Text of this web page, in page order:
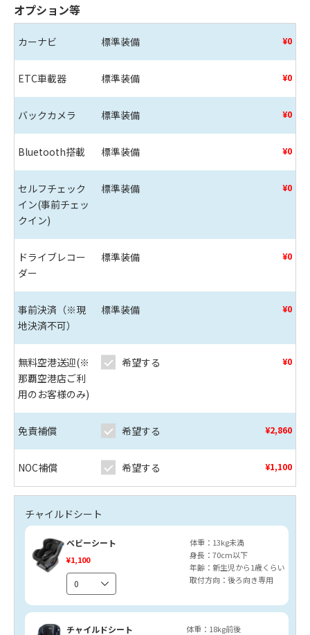
オプション等
カーナビ 標準装備 ¥0
ETC車載器 標準装備 ¥0
バックカメラ 標準装備 ¥0
Bluetooth搭載 標準装備 ¥0
セルフチェック
イン(事前チェッ
クイン)
標準装備 ¥0
ドライブレコー
ダー
標準装備 ¥0
事前決済（※現
地決済不可）
標準装備 ¥0
無料空港送迎(※
那覇空港店ご利
用のお客様のみ)
希望する ¥0
免責補償 希望する ¥2,860
NOC補償 希望する ¥1,100
チャイルドシート
ベビーシート
¥1,100
体重：13kg未満
身長：70cm以下
年齢：新生児から1歳くらい
取付方向：後ろ向き専用
チャイルドシート 体重：18kg前後